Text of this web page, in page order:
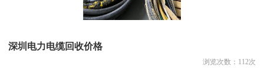
深圳电力电缆回收价格
浏览次数： 112次